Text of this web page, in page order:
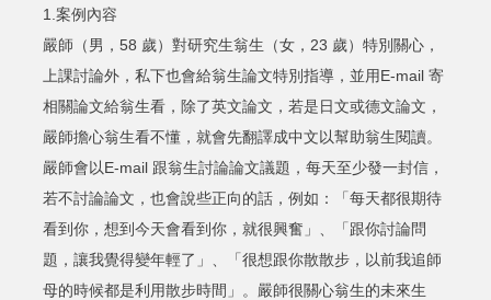
1.案例內容
嚴師（男，58 歲）對研究生翁生（女，23 歲）特別關心，
上課討論外，私下也會給翁生論文特別指導，並用E-mail 寄
相關論文給翁生看，除了英文論文，若是日文或德文論文，
嚴師擔心翁生看不懂，就會先翻譯成中文以幫助翁生閱讀。
嚴師會以E-mail 跟翁生討論論文議題，每天至少發一封信，
若不討論論文，也會說些正向的話，例如：「每天都很期待
看到你，想到今天會看到你，就很興奮」、「跟你討論問
題，讓我覺得變年輕了」、「很想跟你散散步，以前我追師
母的時候都是利用散步時間」。嚴師很關心翁生的未來生